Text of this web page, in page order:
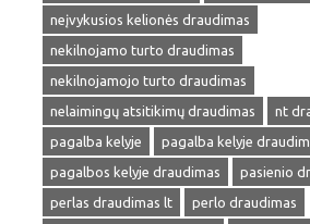
neįvykusios kelionės draudimas
nekilnojamo turto draudimas
nekilnojamojo turto draudimas
nelaimingų atsitikimų draudimas
nt
pagalba kelyje
pagalba kelyje
pagalbos kelyje draudimas
pasienio
perlas draudimas lt
perlo draudimas